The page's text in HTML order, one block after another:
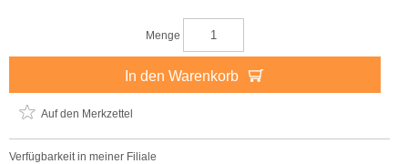
Menge
In den Warenkorb
Auf den Merkzettel
Verfügbarkeit in meiner Filiale